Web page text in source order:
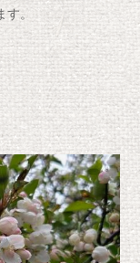
。